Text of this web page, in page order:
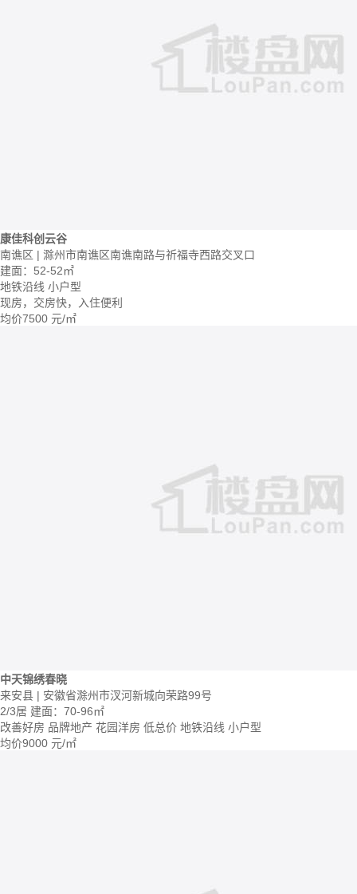
康佳科创云谷
南谯区 | 滁州市南谯区南谯南路与祈福寺西路交叉口
建面：52-52㎡
地铁沿线 小户型
现房，交房快，入住便利
均价7500 元/㎡
中天锦绣春晓
来安县 | 安徽省滁州市汊河新城向荣路99号
2/3居 建面：70-96㎡
改善好房 品牌地产 花园洋房 低总价 地铁沿线 小户型
均价9000 元/㎡